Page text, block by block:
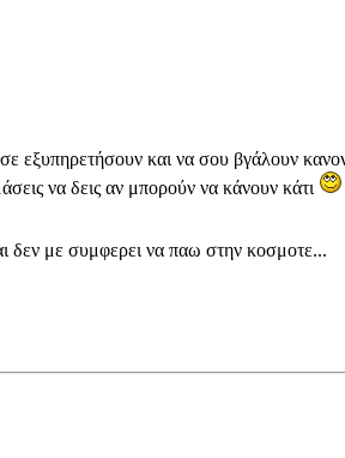
εξυπηρετήσουν και να σου βγάλουν
να δεις αν μπορούν να κάνουν κάτι
δεν με συμφερει να παω στην κοσμοτε...